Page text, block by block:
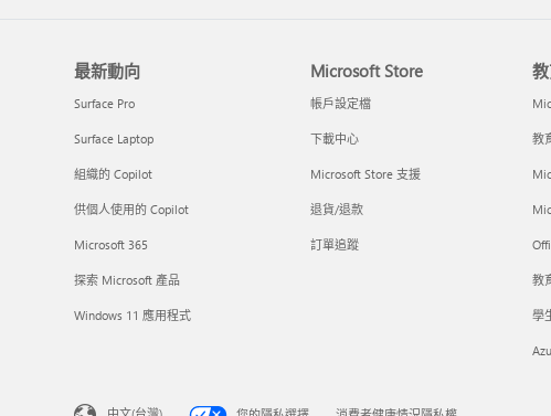
最新動向
Surface Pro
Surface Laptop
組織的 Copilot
供個人使用的 Copilot
Microsoft 365
探索 Microsoft 產品
Windows 11 應用程式
Microsoft Store
帳戶設定檔
下載中心
Microsoft Store 支援
退貨/退款
訂單追蹤
教
教
學